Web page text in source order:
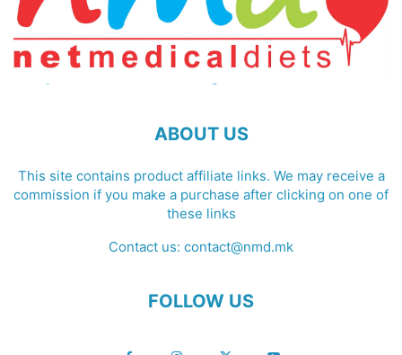
ABOUT US
This site contains product affiliate links. We may receive a
commission if you make a purchase after clicking on one of
these links
Contact us: contact@nmd.mk
FOLLOW US